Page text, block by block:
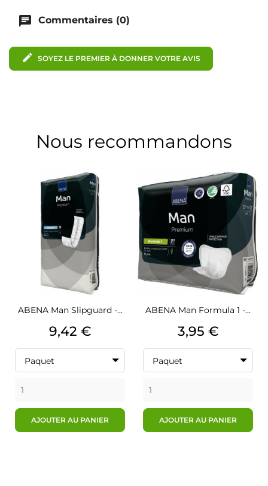
chat Commentaires (0)
edit SOYEZ LE PREMIER À DONNER VOTRE AVIS
Nous recommandons
ABENA Man Slipguard -...
Prix
9,42 €
Paquet
AJOUTER AU PANIER
ABENA Man Formula 1 -...
Prix
3,95 €
Paquet
AJOUTER AU PANIER